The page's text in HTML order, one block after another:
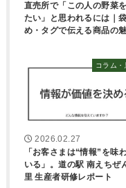
直売所で「この人の野菜
たい」と思われるには｜
め・タグで伝える商品の
コラム・
2026.02.27
「お客さまは“情報”を味
いる」。道の駅 南えちぜ
里 生産者研修レポート